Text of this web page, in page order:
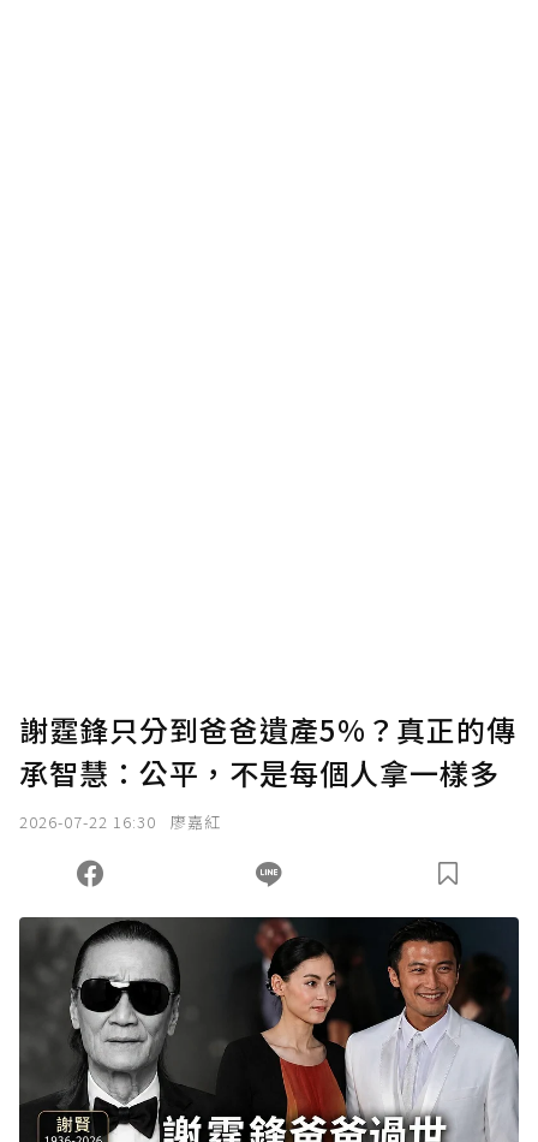
謝霆鋒只分到爸爸遺產5%？真正的傳
承智慧：公平，不是每個人拿一樣多
2026-07-22 16:30 廖嘉紅